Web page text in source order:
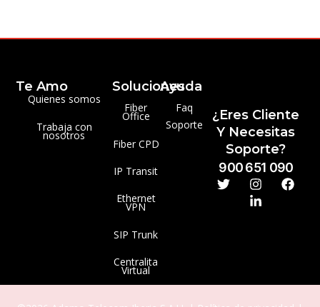
Te Amo
Quienes somos
Trabaja con
nosotros
Soluciones
Fiber
Office
Fiber CPD
IP Transit
Ethernet
VPN
SIP Trunk
Centralita
Virtual
Ayuda
Faq
Soporte
¿Eres Cliente
Y Necesitas
Soporte?
900 651 090